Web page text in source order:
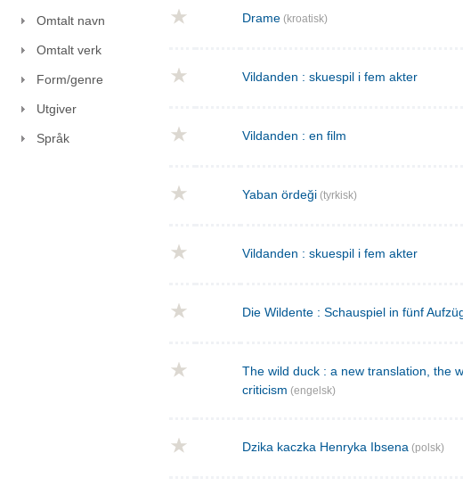
Omtalt navn
Omtalt verk
Form/genre
Utgiver
Språk
Drame (kroatisk)
Vildanden : skuespil i fem akter
Vildanden : en film
Yaban ördeği (tyrkisk)
Vildanden : skuespil i fem akter
Die Wildente : Schauspiel in fünf
The wild duck : a new translation, the
criticism (engelsk)
Dzika kaczka Henryka Ibsena (polsk)